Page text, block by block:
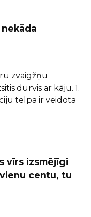
zvaigžņu
durvis ar kāju. 1.
telpa ir veidota
vīrs izsmējīgi
centu, tu